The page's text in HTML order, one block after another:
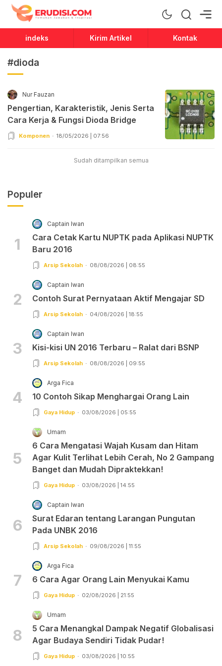
Erudisi
Temukan Jawaban dan Inspirasi
indeks Kirim Artikel Kontak
#dioda
Nur Fauzan
Pengertian, Karakteristik, Jenis Serta
Cara Kerja & Fungsi Dioda Bridge
Komponen 18/05/2026 | 07:56
Sudah ditampilkan semua
Populer
1
Captain Iwan
Cara Cetak Kartu NUPTK pada Aplikasi NUPTK
Baru 2016
Arsip Sekolah 08/08/2026 | 08:55
2
Captain Iwan
Contoh Surat Pernyataan Aktif Mengajar SD
Arsip Sekolah 04/08/2026 | 18:55
3
Captain Iwan
Kisi-kisi UN 2016 Terbaru – Ralat dari BSNP
Arsip Sekolah 08/08/2026 | 09:55
4
Arga Fica
10 Contoh Sikap Menghargai Orang Lain
Gaya Hidup 03/08/2026 | 05:55
5
Umam
6 Cara Mengatasi Wajah Kusam dan Hitam
Agar Kulit Terlihat Lebih Cerah, No 2 Gampang
Banget dan Mudah Dipraktekkan!
Gaya Hidup 03/08/2026 | 14:55
6
Captain Iwan
Surat Edaran tentang Larangan Pungutan
Pada UNBK 2016
Arsip Sekolah 09/08/2026 | 11:55
7
Arga Fica
6 Cara Agar Orang Lain Menyukai Kamu
Gaya Hidup 02/08/2026 | 21:55
8
Umam
5 Cara Menangkal Dampak Negatif Globalisasi
Agar Budaya Sendiri Tidak Pudar!
Gaya Hidup 03/08/2026 | 10:55